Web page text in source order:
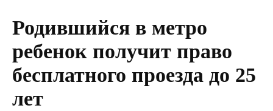
Родившийся в метро
ребенок получит право
бесплатного проезда до 25
лет